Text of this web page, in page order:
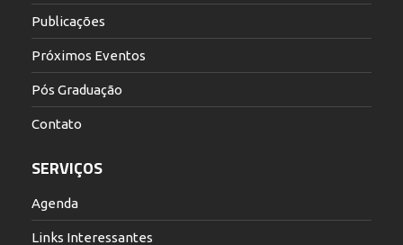
Publicações
Próximos Eventos
Pós Graduação
Contato
SERVIÇOS
Agenda
Links Interessantes